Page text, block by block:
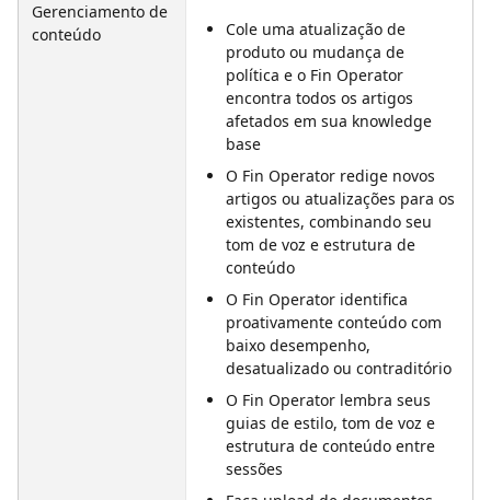
Gerenciamento de
conteúdo
Cole uma atualização de
produto ou mudança de
política e o Fin Operator
encontra todos os artigos
afetados em sua knowledge
base
O Fin Operator redige novos
artigos ou atualizações para os
existentes, combinando seu
tom de voz e estrutura de
conteúdo
O Fin Operator identifica
proativamente conteúdo com
baixo desempenho,
desatualizado ou contraditório
O Fin Operator lembra seus
guias de estilo, tom de voz e
estrutura de conteúdo entre
sessões